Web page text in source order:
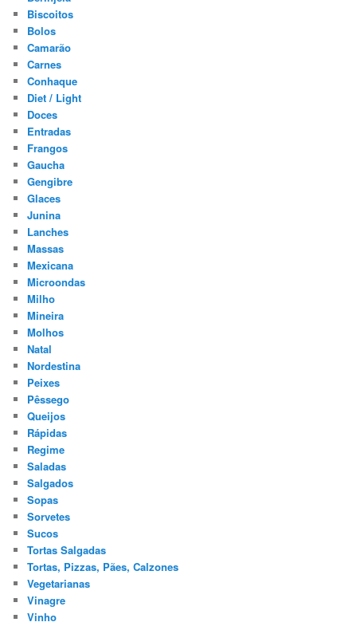
Biscoitos
Bolos
Camarão
Carnes
Conhaque
Diet / Light
Doces
Entradas
Frangos
Gaucha
Gengibre
Glaces
Junina
Lanches
Massas
Mexicana
Microondas
Milho
Mineira
Molhos
Natal
Nordestina
Peixes
Pêssego
Queijos
Rápidas
Regime
Saladas
Salgados
Sopas
Sorvetes
Sucos
Tortas Salgadas
Tortas, Pizzas, Pães, Calzones
Vegetarianas
Vinagre
Vinho